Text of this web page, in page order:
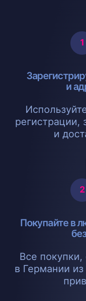
и
регистрации,
и
Покупайте в
Все
в Германии